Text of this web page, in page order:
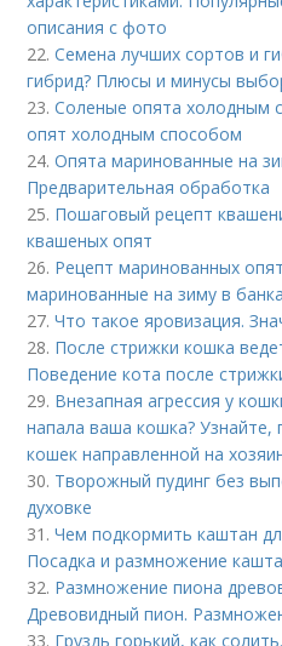
описания с фото
22.Семена лучших сортов и
гибрид? Плюсы и минусы
23.Соленые опята холодным
опят холодным способом
24.Опята маринованные на
Предварительная обработка
25. Пошаговый рецепт
квашеных опят
26. Рецепт маринованных
маринованные на зиму в
27.Что такое яровизация.
28. После стрижки кошка
Поведение кота после
29. Внезапная агрессия у
напала ваша кошка? Узнайте,
кошек направленной на
30. Творожный пудинг без
духовке
31.Чем подкормить каштан
Посадка и размножение
32. Размножение пиона
Древовидный пион.
33. Груздь горький, как